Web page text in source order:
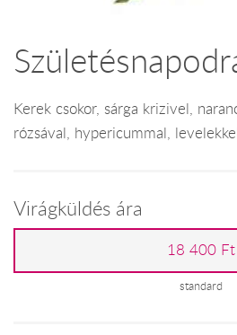
Kerek csokor, sárga krizivel,
rózsával, hypericummal,
Virágküldés ára
18 400 Ft
standard